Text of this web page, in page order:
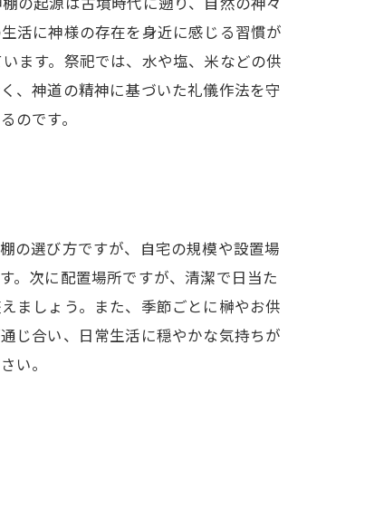
活に神様の存在を身近に感じる習慣が
ます。祭祀では、水や塩、米などの供
、神道の精神に基づいた礼儀作法を守
のです。
の選び方ですが、自宅の規模や設置場
。次に配置場所ですが、清潔で日当た
ましょう。また、季節ごとに榊やお供
じ合い、日常生活に穏やかな気持ちが
い。